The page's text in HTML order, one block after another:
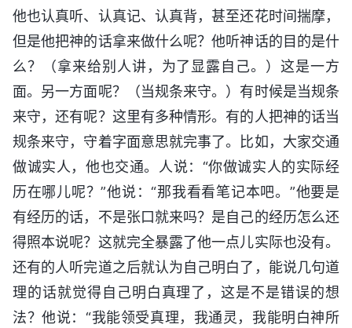
他也认真听、认真记、认真背，甚至还花时间揣摩，
但是他把神的话拿来做什么呢？他听神话的目的是什
么？（拿来给别人讲，为了显露自己。）这是一方
面。另一方面呢？（当规条来守。）有时候是当规条
来守，还有呢？这里有多种情形。有的人把神的话当
规条来守，守着字面意思就完事了。比如，大家交通
做诚实人，他也交通。人说：“你做诚实人的实际经
历在哪儿呢？”他说：“那我看看笔记本吧。”他要是
有经历的话，不是张口就来吗？是自己的经历怎么还
得照本说呢？这就完全暴露了他一点儿实际也没有。
还有的人听完道之后就认为自己明白了，能说几句道
理的话就觉得自己明白真理了，这是不是错误的想
法？他说：“我能领受真理，我通灵，我能明白神所